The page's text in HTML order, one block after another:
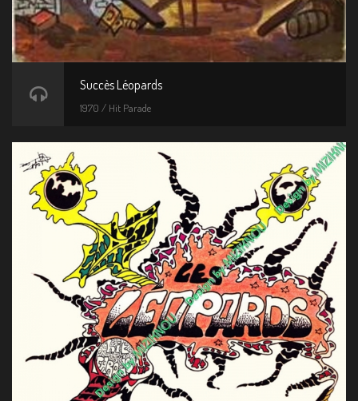
Succès Léopards
1970 / Hit Parade